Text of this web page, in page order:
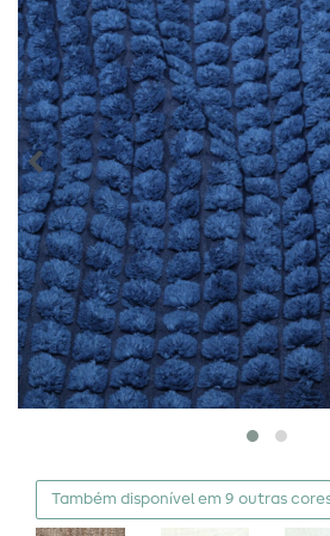
Também disponível em 9 outras